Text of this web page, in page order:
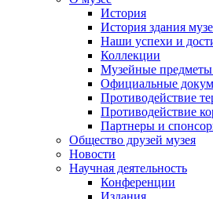
История
История здания
Наши успехи и
Коллекции
Музейные
Официальные
Противодействие
Противодействие
Партнеры и
Общество друзей музея
Новости
Научная деятельность
Конференции
Издания